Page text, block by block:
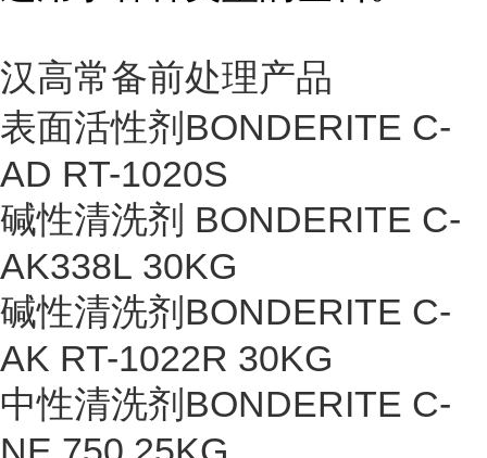
汉高常备前处理产品
表面活性剂BONDERITE C-
AD RT-1020S
碱性清洗剂 BONDERITE C-
AK338L 30KG
碱性清洗剂BONDERITE C-
AK RT-1022R 30KG
中性清洗剂BONDERITE C-